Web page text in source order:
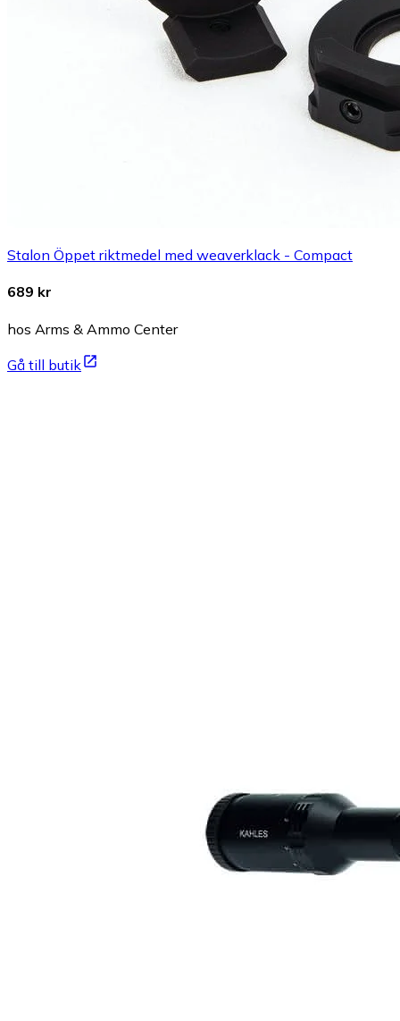
Stalon Öppet riktmedel med weaverklack - Compact
689 kr
hos Arms & Ammo Center
Gå till butik